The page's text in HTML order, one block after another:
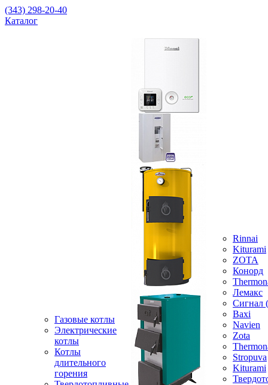
(343) 298-20-40
Каталог
Газовые котлы
Электрические
котлы
Котлы
длительного
горения
Rinnai
Kiturami
ZOTA
Конорд
Лемакс
Baxi
Navien
Zota
Stropuva
Kiturami